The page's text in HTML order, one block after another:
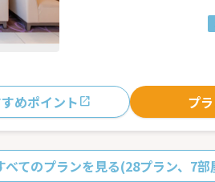
めポイント プ
べてのプランを見る(28プラン、7